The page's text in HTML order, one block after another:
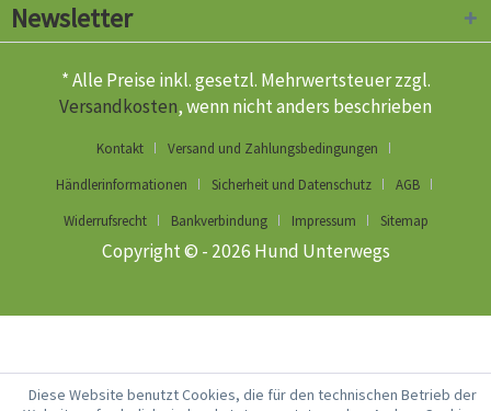
Newsletter
* Alle Preise inkl. gesetzl. Mehrwertsteuer zzgl.
Versandkosten, wenn nicht anders beschrieben
Kontakt
Versand und Zahlungsbedingungen
Händlerinformationen
Sicherheit und Datenschutz
AGB
Widerrufsrecht
Bankverbindung Impressum Sitemap
Copyright © - 2026 Hund Unterwegs
Diese Website benutzt Cookies, die für den technischen Betrieb der